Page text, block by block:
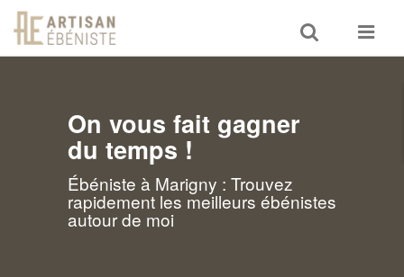
Toggle
search
Toggle
On vous fait gagner
du temps !
Ébéniste à Marigny : Trouvez
rapidement les meilleurs ébénistes
autour de moi